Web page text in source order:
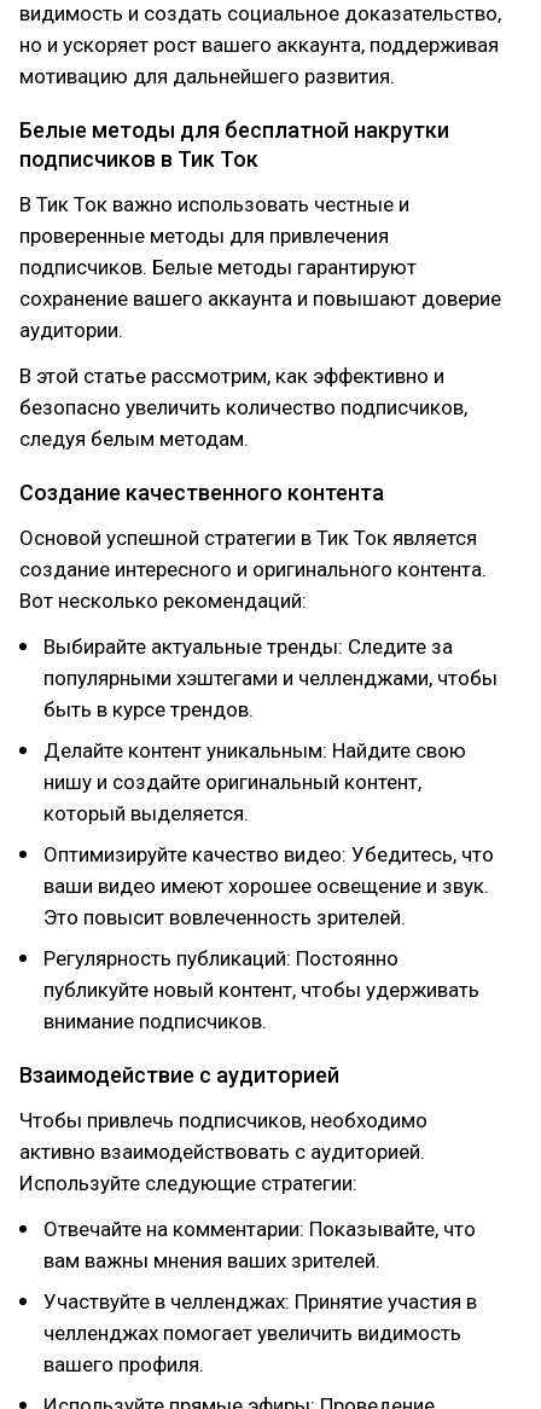
видимость и создать социальное доказательство,
но и ускоряет рост вашего аккаунта, поддерживая
мотивацию для дальнейшего развития.
Белые методы для бесплатной накрутки
подписчиков в Тик Ток
В Тик Ток важно использовать честные и
проверенные методы для привлечения
подписчиков. Белые методы гарантируют
сохранение вашего аккаунта и повышают доверие
аудитории.
В этой статье рассмотрим, как эффективно и
безопасно увеличить количество подписчиков,
следуя белым методам.
Создание качественного контента
Основой успешной стратегии в Тик Ток является
создание интересного и оригинального контента.
Вот несколько рекомендаций:
Выбирайте актуальные тренды: Следите за
популярными хэштегами и челленджами, чтобы
быть в курсе трендов.
Делайте контент уникальным: Найдите свою
нишу и создайте оригинальный контент,
который выделяется.
Оптимизируйте качество видео: Убедитесь, что
ваши видео имеют хорошее освещение и звук.
Это повысит вовлеченность зрителей.
Регулярность публикаций: Постоянно
публикуйте новый контент, чтобы удерживать
внимание подписчиков.
Взаимодействие с аудиторией
Чтобы привлечь подписчиков, необходимо
активно взаимодействовать с аудиторией.
Используйте следующие стратегии:
Отвечайте на комментарии: Показывайте, что
вам важны мнения ваших зрителей.
Участвуйте в челленджах: Принятие участия в
челленджах помогает увеличить видимость
вашего профиля.